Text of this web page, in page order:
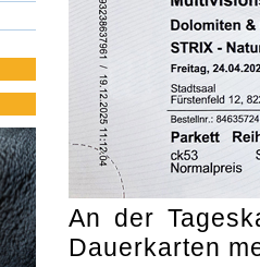
An der
Dauerkarten